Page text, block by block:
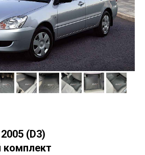
(D3)